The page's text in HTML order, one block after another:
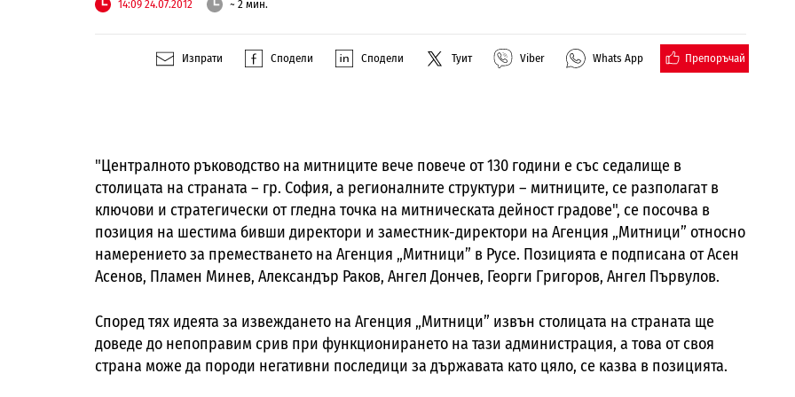
14:09 24.07.2012 ~ 2 мин.
Изпрати Сподели Сподели Туит Viber Whats App Препоръчай
"Централното ръководство на митниците вече повече от 130 години е със седалище в
столицата на страната – гр. София, а регионалните структури – митниците, се разполагат в
ключови и стратегически от гледна точка на митническата дейност градове", се посочва в
позиция на шестима бивши директори и заместник-директори на Агенция „Митници” относно
намерението за преместването на Агенция „Митници” в Русе. Позицията е подписана от Асен
Асенов, Пламен Минев, Александър Раков, Ангел Дончев, Георги Григоров, Ангел Първулов.
Според тях идеята за извеждането на Агенция „Митници” извън столицата на страната ще
доведе до непоправим срив при функционирането на тази администрация, а това от своя
страна може да породи негативни последици за държавата като цяло, се казва в позицията.